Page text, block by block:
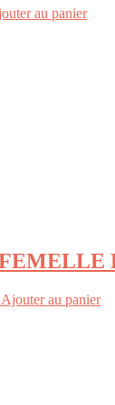
au panier
Ajouter au panier